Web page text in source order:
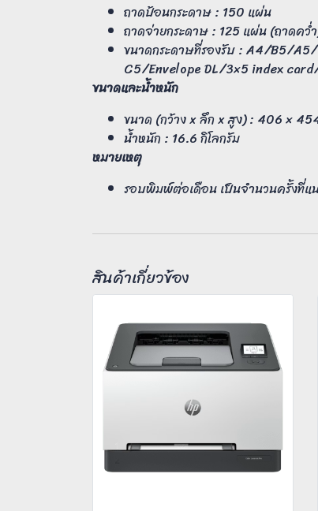
ถาดป้อนกระดาษ : 150 แผ่น
ถาดจ่ายกระดาษ : 125 แผ่น (ถาดคว่
ขนาดกระดาษที่รองรับ : A4/B5/
C5/Envelope DL/3×5 index
ขนาดและน้ำหนัก
ขนาด (กว้าง x ลึก x สูง) : 406 ×
น้ำหนัก : 16.6 กิโลกรัม
หมายเหตุ
รอบพิมพ์ต่อเดือน เป็นจำนวนครั้งที่แ
สินค้าเกี่ยวข้อง